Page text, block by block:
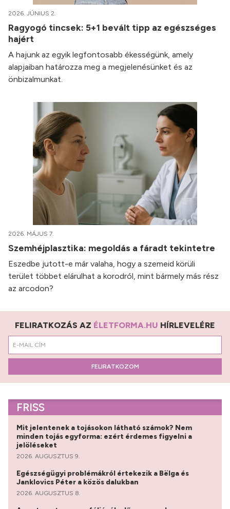
2026. JÚNIUS 2.
Ragyogó tincsek: 5+1 bevált tipp az egészséges
hajért
A hajunk az egyik legfontosabb ékességünk, amely
alapjaiban határozza meg a megjelenésünket és az
önbizalmunkat.
2026. MÁJUS 7.
Szemhéjplasztika: megoldás a fáradt tekintetre
Eszedbe jutott-e már valaha, hogy a szemeid körüli
terület többet elárulhat a korodról, mint bármely más rész
az arcodon?
FELIRATKOZÁS AZ ÉLETFORMA.HU HÍRLEVELÉRE
FELIRATKOZOM
FRISS
Mit jelentenek a tojásokon látható számok? Nem
minden tojás egyforma: ezért érdemes figyelni a
jelöléseket
2026. AUGUSZTUS 9.
Egészségügyi problémákról értekezik a Bëlga és
Janklovics Péter a közös dalukban
2026. AUGUSZTUS 8.